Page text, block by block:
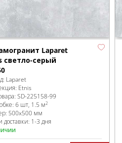
Laparet
светло-серый
Laparet
Etnis
SD-225158-99
: 6 шт, 1.5 м2
500x500 мм
доставки: 1-3 дня